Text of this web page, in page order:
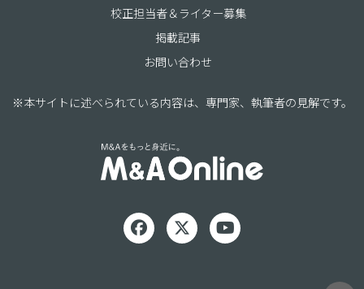
校正担当者＆ライター募集
掲載記事
お問い合わせ
※本サイトに述べられている内容は、専門家、執筆者の見解です。